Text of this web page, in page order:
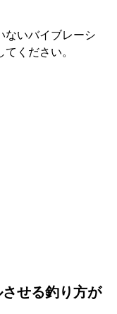
ないバイブレーシ
ください。
せる釣り方が